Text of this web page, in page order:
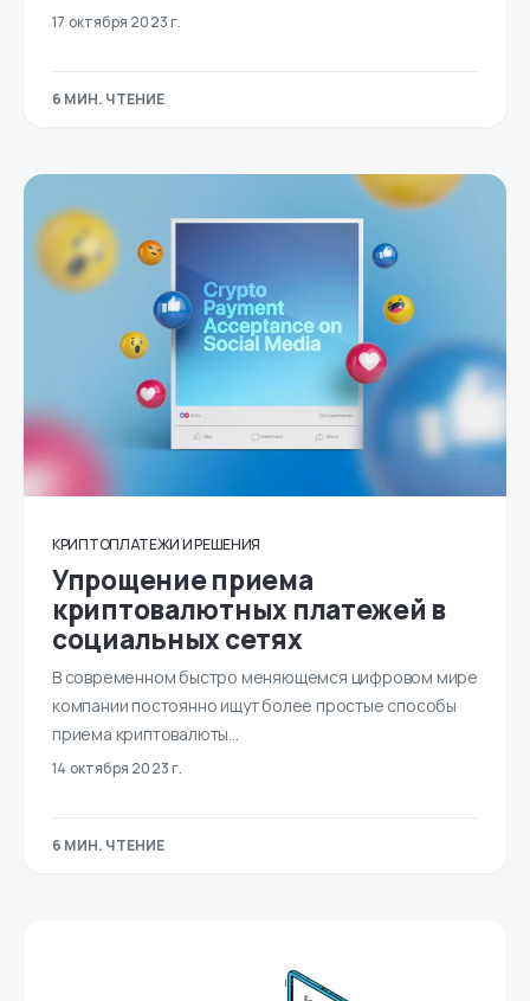
17 октября 2023 г.
6 МИН. ЧТЕНИЕ
КРИПТОПЛАТЕЖИ И РЕШЕНИЯ
Упрощение приема
криптовалютных платежей в
социальных сетях
В современном быстро меняющемся цифровом мире
компании постоянно ищут более простые способы
приема криптовалюты…
14 октября 2023 г.
6 МИН. ЧТЕНИЕ